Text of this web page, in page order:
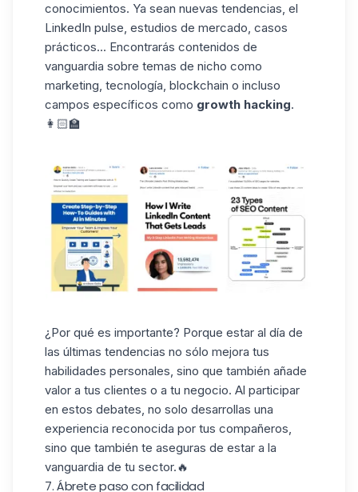
conocimientos. Ya sean nuevas tendencias, el
LinkedIn pulse , estudios de mercado, casos
prácticos... Encontrarás contenidos de
vanguardia sobre temas de nicho como
marketing, tecnología, blockchain o incluso
campos específicos como growth hacking.
👩🏻‍🏫
¿Por qué es importante? Porque estar al día de
las últimas tendencias no sólo mejora tus
habilidades personales, sino que también añade
valor a tus clientes o a tu negocio. Al participar
en estos debates, no solo desarrollas una
experiencia reconocida por tus compañeros,
sino que también te aseguras de estar a la
vanguardia de tu sector.🔥
7. Ábrete paso con facilidad